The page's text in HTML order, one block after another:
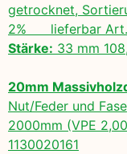
getrocknet,
2% lieferbar Art.
Stärke: 33 mm
20mm
Nut/Feder und
2000mm (VPE
1130020161